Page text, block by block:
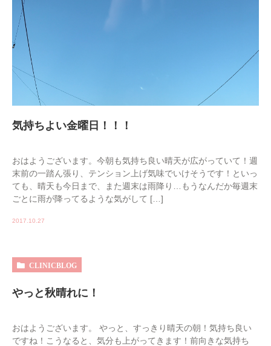
気持ちよい金曜日！！！
おはようございます。今朝も気持ち良い晴天が広がっていて！週
末前の一踏ん張り、テンション上げ気味でいけそうです！といっ
ても、晴天も今日まで、また週末は雨降り…もうなんだか毎週末
ごとに雨が降ってるような気がして […]
2017.10.27
CLINICBLOG
やっと秋晴れに！
おはようございます。 やっと、すっきり晴天の朝！気持ち良い
ですね！こうなると、気分も上がってきます！前向きな気持ち